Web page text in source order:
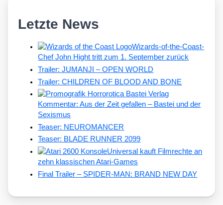
Letzte News
Wizards-of-the-Coast-
Chef John Hight tritt zum 1. September zurück
Trailer: JUMANJI – OPEN WORLD
Trailer: CHILDREN OF BLOOD AND BONE
Kommentar: Aus der Zeit gefallen – Bastei und der
Sexismus
Teaser: NEUROMANCER
Teaser: BLADE RUNNER 2099
Universal kauft Filmrechte an
zehn klassischen Atari-Games
Final Trailer – SPIDER-MAN: BRAND NEW DAY